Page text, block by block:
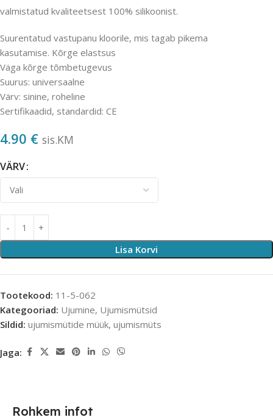
valmistatud kvaliteetsest 100% silikoonist.
Suurentatud vastupanu kloorile, mis tagab pikema
kasutamise. Kõrge elastsus
Väga kõrge tõmbetugevus
Suurus: universaalne
Värv: sinine, roheline
Sertifikaadid, standardid: CE
4.90 € sis.KM
VÄRV
Lisa Korvi
Tootekood: 11-5-062
Kategooriad: Ujumine, Ujumismütsid
Sildid: ujumismütide müük, ujumismüts
Jaga:
Rohkem infot